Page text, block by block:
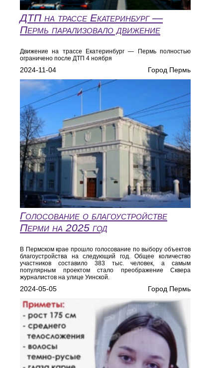
ДТП на трассе Екатеринбург —
Пермь парализовало движение
Движение на трассе Екатеринбург — Пермь полностью
ограничено после ДТП 4 ноября
2024-11-04 Город Пермь
Голосование о благоустройстве
Перми на 2025 год
В Пермском крае прошло голосование по выбору объектов
благоустройства на следующий год. Общее количество
участников составило 383 тыс. человек, а самым
популярным проектом стало преображение Сквера
журналистов на улице Уинской.
2024-05-05 Город Пермь